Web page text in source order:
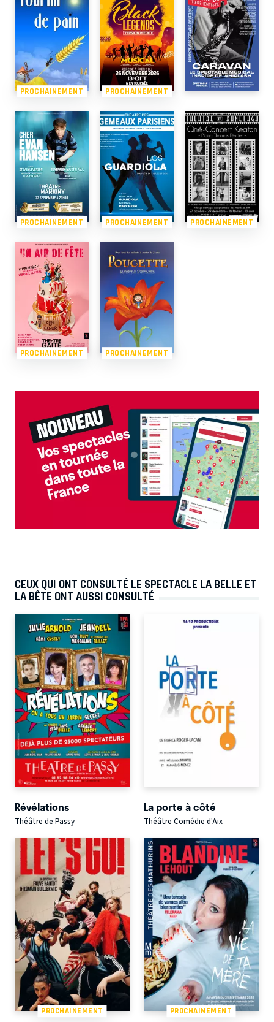
PROCHAINEMENT PROCHAINEMENT
PROCHAINEMENT PROCHAINEMENT PROCHAINEMENT
PROCHAINEMENT PROCHAINEMENT
CEUX QUI ONT CONSULTÉ LE SPECTACLE LA BELLE ET
LA BÊTE ONT AUSSI CONSULTÉ
Révélations
Théâtre de Passy
La porte à côté
Théâtre Comédie d'Aix
PROCHAINEMENT PROCHAINEMENT